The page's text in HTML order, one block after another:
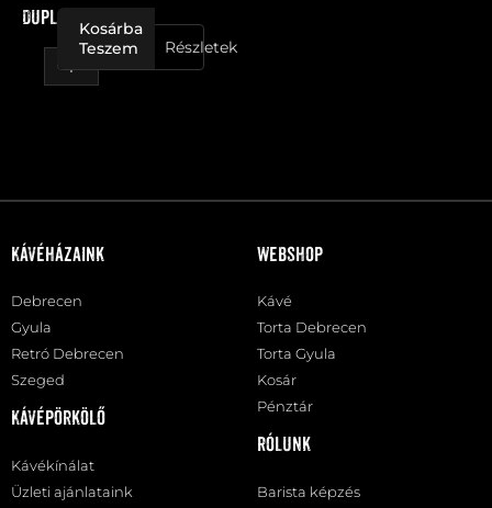
Dupla Cafe Latte
Részletek
Kosárba
Teszem
Kávéházaink
Debrecen
Gyula
Retró Debrecen
Szeged
Kávépörkölő
Kávékínálat
Üzleti ajánlataink
Webshop
Kávé
Torta Debrecen
Torta Gyula
Kosár
Pénztár
Rólunk
Barista képzés